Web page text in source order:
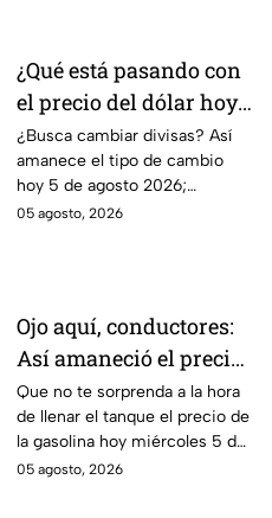
¿Qué está pasando con
el precio del dólar hoy
miércoles 5 de agosto
2026?
¿Busca cambiar divisas? Así
amanece el tipo de cambio
hoy 5 de agosto 2026;
consulta el precio del dólar
05 agosto, 2026
Ojo aquí, conductores:
Así amaneció el precio
de la gasolina HOY
Que no te sorprenda a la hora
de llenar el tanque el precio de
la gasolina hoy miércoles 5 de
agosto 2026; aquí te dejamos
05 agosto, 2026